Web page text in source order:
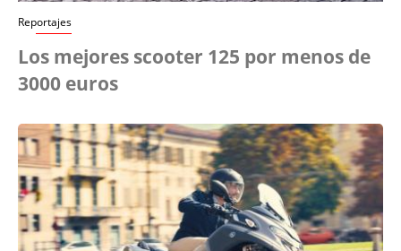
Reportajes
Los mejores scooter 125 por menos de
3000 euros